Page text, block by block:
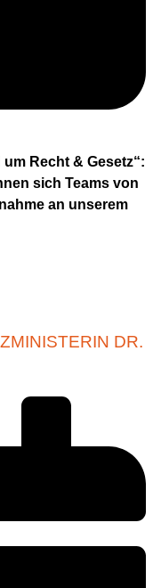
Recht & Gesetz“:
sich Teams von
an unserem
DR.